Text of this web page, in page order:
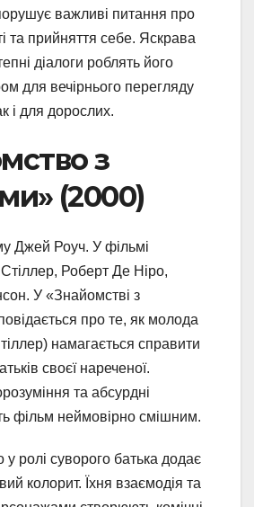
важливі питання про
та прийняття себе. Яскрава
діалоги роблять його
для вечірнього перегляду
і для дорослих.
з
(2000)
Джей Роуч. У фільмі
Роберт Де Ніро,
У «Знайомстві з
про те, як молода
намагається справити
своєї нареченої.
та абсурдні
фільм неймовірно смішним.
у ролі суворого батька додає
колорит. Їхня взаємодія та